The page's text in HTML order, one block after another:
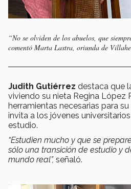
“No se olviden de los abuelos, que
comentó Marta Lastra, oriunda de
Judith Gutiérrez destaca que
viviendo su nieta Regina López
herramientas necesarias para
invita a los jóvenes
estudio.
“Estudien mucho y que se
sólo una transición de estudio y
mundo real”, señaló.